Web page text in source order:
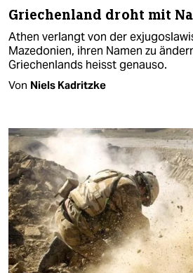
Griechenland droht mit
Athen verlangt von der
Mazedonien, ihren Namen zu
Griechenlands heisst genauso.
Von Niels Kadritzke